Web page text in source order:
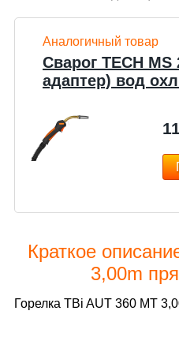
Аналогичный товар
Сварог TECH MS
адаптер) вод
Краткое
3,00m
Горелка TBi AUT 360 МТ